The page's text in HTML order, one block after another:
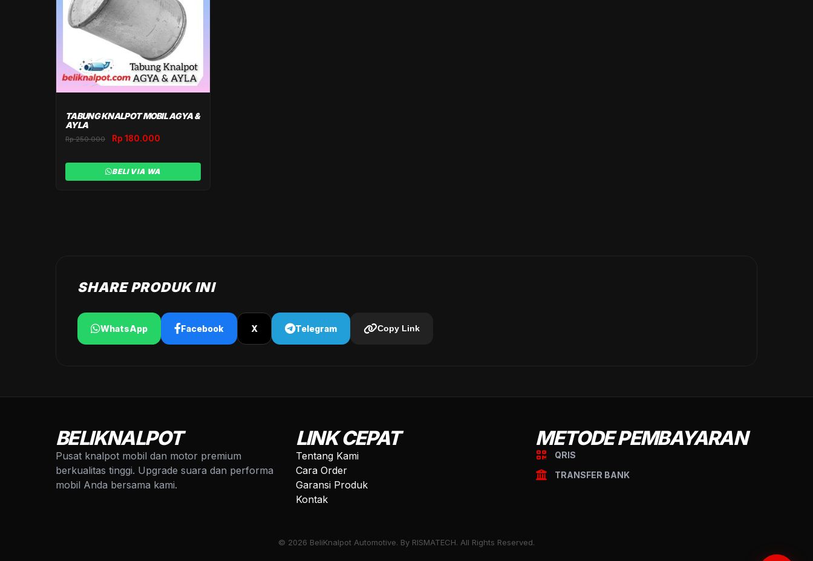
TABUNG KNALPOT MOBIL AGYA &
AYLA
Rp250.000
Original
was:
Rp 250.000.
Rp 180.000
is:
Rp 180.000.
BELI VIA WA
SHARE PRODUK INI
WhatsApp Facebook X Telegram Copy Link
BELIKNALPOT
Pusat knalpot mobil dan motor premium
berkualitas tinggi. Upgrade suara dan performa
mobil Anda bersama kami.
LINK CEPAT
Tentang Kami
Cara Order
Garansi Produk
Kontak
METODE PEMBAYARAN
QRIS
TRANSFER BANK
© 2026 BeliKnalpot Automotive. By RISMATECH. All Rights Reserved.